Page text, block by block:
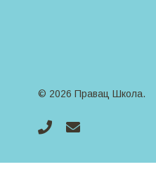
© 2026 Правац Школа.
phone email